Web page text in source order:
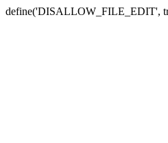
define('DISALLOW_FILE_EDIT',